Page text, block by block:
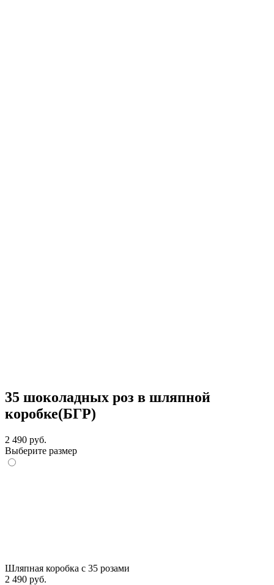
35 шоколадных роз в шляпной
коробке(БГР)
2 490 руб.
Выберите размер
Шляпная коробка с 35 розами
2 490 руб.